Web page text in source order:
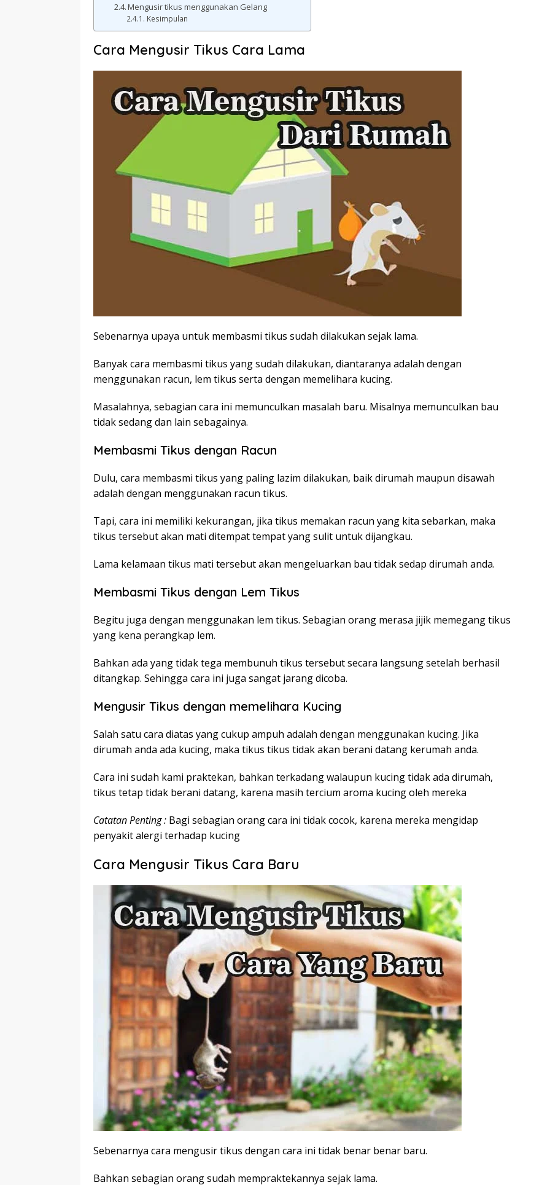
Mengusir tikus menggunakan Gelang
Kesimpulan
Cara Mengusir Tikus Cara Lama
Sebenarnya upaya untuk membasmi tikus sudah dilakukan sejak lama.
Banyak cara membasmi tikus yang sudah dilakukan, diantaranya adalah dengan
menggunakan racun, lem tikus serta dengan memelihara kucing.
Masalahnya, sebagian cara ini memunculkan masalah baru. Misalnya memunculkan bau
tidak sedang dan lain sebagainya.
Membasmi Tikus dengan Racun
Dulu, cara membasmi tikus yang paling lazim dilakukan, baik dirumah maupun disawah
adalah dengan menggunakan racun tikus.
Tapi, cara ini memiliki kekurangan, jika tikus memakan racun yang kita sebarkan, maka
tikus tersebut akan mati ditempat tempat yang sulit untuk dijangkau.
Lama kelamaan tikus mati tersebut akan mengeluarkan bau tidak sedap dirumah anda.
Membasmi Tikus dengan Lem Tikus
Begitu juga dengan menggunakan lem tikus. Sebagian orang merasa jijik memegang tikus
yang kena perangkap lem.
Bahkan ada yang tidak tega membunuh tikus tersebut secara langsung setelah berhasil
ditangkap. Sehingga cara ini juga sangat jarang dicoba.
Mengusir Tikus dengan memelihara Kucing
Salah satu cara diatas yang cukup ampuh adalah dengan menggunakan kucing. Jika
dirumah anda ada kucing, maka tikus tikus tidak akan berani datang kerumah anda.
Cara ini sudah kami praktekan, bahkan terkadang walaupun kucing tidak ada dirumah,
tikus tetap tidak berani datang, karena masih tercium aroma kucing oleh mereka
Catatan Penting : Bagi sebagian orang cara ini tidak cocok, karena mereka mengidap
penyakit alergi terhadap kucing
Cara Mengusir Tikus Cara Baru
Sebenarnya cara mengusir tikus dengan cara ini tidak benar benar baru.
Bahkan sebagian orang sudah mempraktekannya sejak lama.